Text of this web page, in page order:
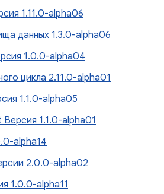
1.11.0-alpha06
данных 1.3.0-alpha06
1.0.0-alpha04
цикла 2.11.0-alpha01
1.1.0-alpha05
1.1.0-alpha01
alpha14
2.0.0-alpha02
1.0.0-alpha11